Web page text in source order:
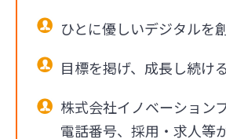
ひとに優しいデジタルを
目標を掲げ、成長し続ける
株式会社イノベーション
電話番号、採用・求人等